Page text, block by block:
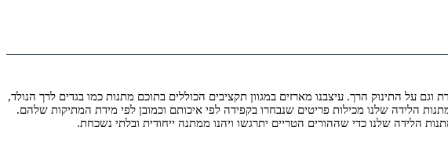
על התינוק הרך. עיצבנו מארזים במגוון תקציבים הכוללים בתוכם מתנות כמו בגדים לרך הנולד,
הלידה שלנו מכילות פריטים שנבחרו בקפידה לפי איכותם וכמובן לפי מידת המתיקות שלהם.
הלידה שלנו כדי שההורים הטריים יתרגשו ויהנו ממתנה ייחודית ובלתי נשכחת.